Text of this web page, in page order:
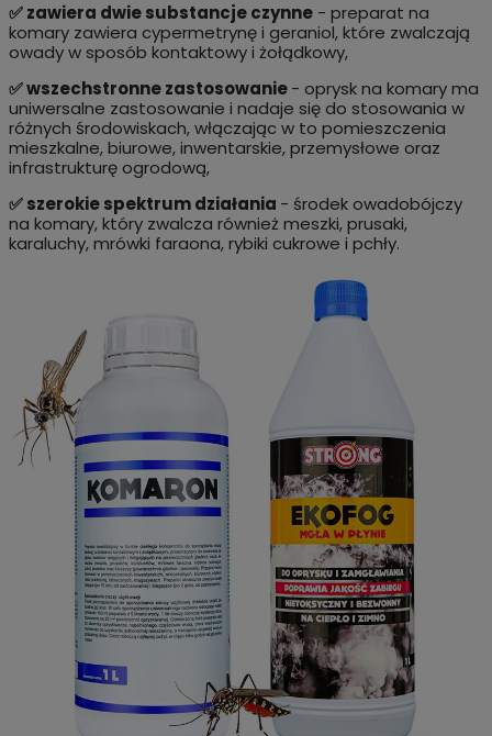
✅ zawiera dwie substancje czynne- preparat na
komary zawiera cypermetrynę i geraniol, które zwalczają
owady w sposób kontaktowy i żołądkowy,
✅ wszechstronne zastosowanie- oprysk na komary ma
uniwersalne zastosowanie i nadaje się do stosowania w
różnych środowiskach, włączając w to pomieszczenia
mieszkalne, biurowe, inwentarskie, przemysłowe oraz
infrastrukturę ogrodową,
✅ szerokie spektrum działania - środek owadobójczy
na komary, który zwalcza również meszki, prusaki,
karaluchy, mrówki faraona, rybiki cukrowe i pchły.